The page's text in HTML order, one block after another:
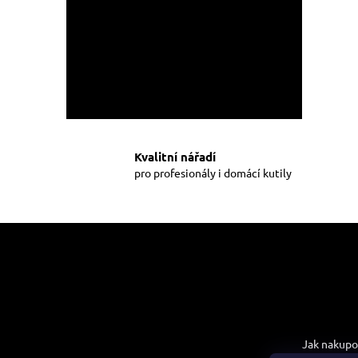
Kvalitní nářadí
pro profesionály i domácí kutily
Jak